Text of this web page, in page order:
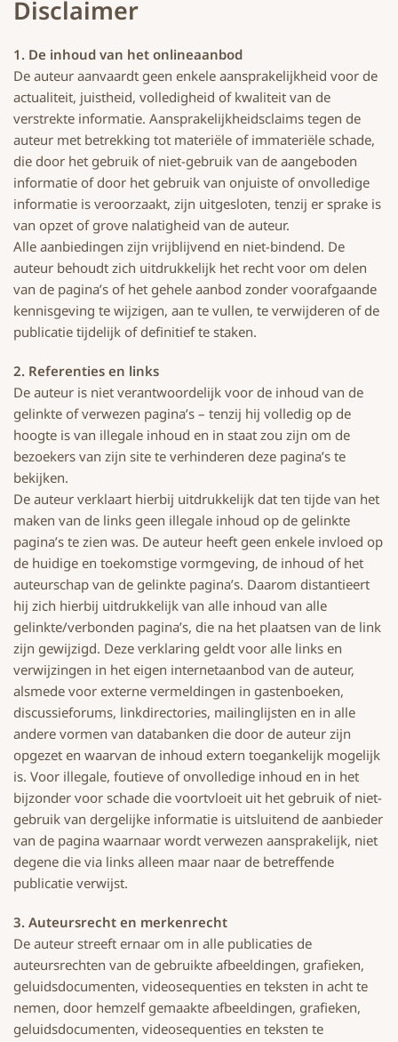
Disclaimer
1. De inhoud van het onlineaanbod
De auteur aanvaardt geen enkele aansprakelijkheid voor de
actualiteit, juistheid, volledigheid of kwaliteit van de
verstrekte informatie. Aansprakelijkheidsclaims tegen de
auteur met betrekking tot materiële of immateriële schade,
die door het gebruik of niet-gebruik van de aangeboden
informatie of door het gebruik van onjuiste of onvolledige
informatie is veroorzaakt, zijn uitgesloten, tenzij er sprake is
van opzet of grove nalatigheid van de auteur.
Alle aanbiedingen zijn vrijblijvend en niet-bindend. De
auteur behoudt zich uitdrukkelijk het recht voor om delen
van de pagina’s of het gehele aanbod zonder voorafgaande
kennisgeving te wijzigen, aan te vullen, te verwijderen of de
publicatie tijdelijk of definitief te staken.
2. Referenties en links
De auteur is niet verantwoordelijk voor de inhoud van de
gelinkte of verwezen pagina’s – tenzij hij volledig op de
hoogte is van illegale inhoud en in staat zou zijn om de
bezoekers van zijn site te verhinderen deze pagina’s te
bekijken.
De auteur verklaart hierbij uitdrukkelijk dat ten tijde van het
maken van de links geen illegale inhoud op de gelinkte
pagina’s te zien was. De auteur heeft geen enkele invloed op
de huidige en toekomstige vormgeving, de inhoud of het
auteurschap van de gelinkte pagina’s. Daarom distantieert
hij zich hierbij uitdrukkelijk van alle inhoud van alle
gelinkte/verbonden pagina’s, die na het plaatsen van de link
zijn gewijzigd. Deze verklaring geldt voor alle links en
verwijzingen in het eigen internetaanbod van de auteur,
alsmede voor externe vermeldingen in gastenboeken,
discussieforums, linkdirectories, mailinglijsten en in alle
andere vormen van databanken die door de auteur zijn
opgezet en waarvan de inhoud extern toegankelijk mogelijk
is. Voor illegale, foutieve of onvolledige inhoud en in het
bijzonder voor schade die voortvloeit uit het gebruik of niet-
gebruik van dergelijke informatie is uitsluitend de aanbieder
van de pagina waarnaar wordt verwezen aansprakelijk, niet
degene die via links alleen maar naar de betreffende
publicatie verwijst.
3. Auteursrecht en merkenrecht
De auteur streeft ernaar om in alle publicaties de
auteursrechten van de gebruikte afbeeldingen, grafieken,
geluidsdocumenten, videosequenties en teksten in acht te
nemen, door hemzelf gemaakte afbeeldingen, grafieken,
geluidsdocumenten, videosequenties en teksten te